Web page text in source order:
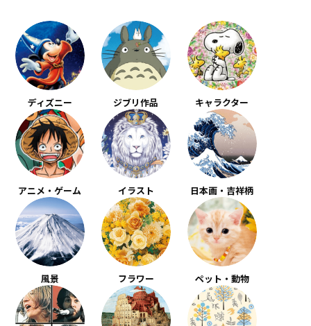
ディズニー ジブリ作品 キャラクター
アニメ・ゲーム イラスト 日本画・吉祥柄
風景 フラワー ペット・動物